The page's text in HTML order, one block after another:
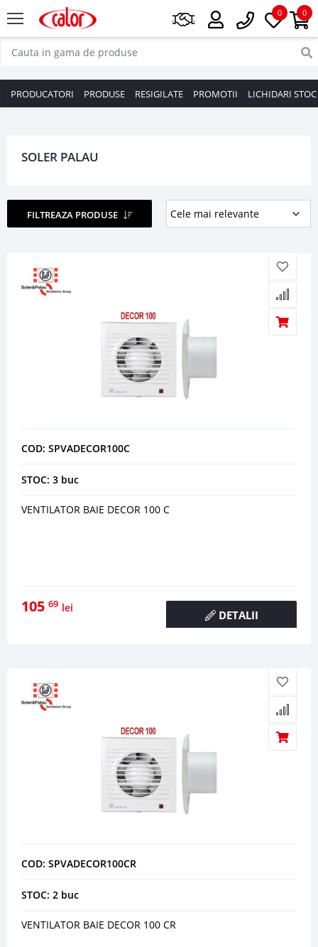
0
0
PRODUCATORI PRODUSE RESIGILATE PROMOTII LICHIDARI STOC
SOLER PALAU
FILTREAZA PRODUSE
COD: SPVADECOR100C
STOC: 3 buc
VENTILATOR BAIE DECOR 100 C
105 69 lei
DETALII
COD: SPVADECOR100CR
STOC: 2 buc
VENTILATOR BAIE DECOR 100 CR